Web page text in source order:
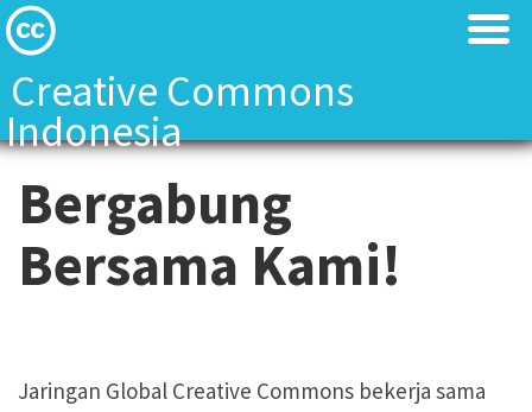
Creative Commons
Indonesia
Tentang Kami
Tentang Kami
Bergabung
Bersama Kami!
Jaringan Global Creative Commons bekerja sama